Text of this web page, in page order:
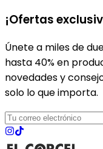
¡Ofertas
Únete a miles de
hasta 40% en
novedades y
solo lo que importa.